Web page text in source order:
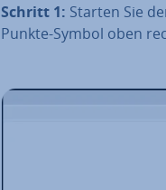
Schritt 1: Starten Sie
Punkte-Symbol oben